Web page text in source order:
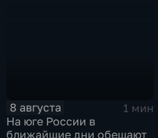
8 августа
1 мин
На юге России в
ближайшие дни обещают